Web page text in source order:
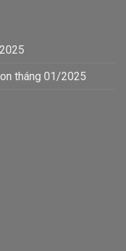
tháng 01/2025